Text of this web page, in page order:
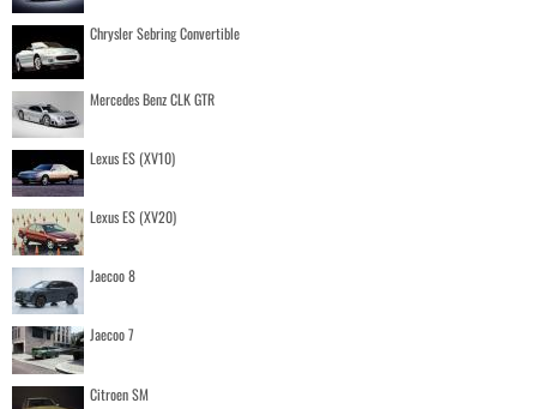
Chrysler Sebring Convertible
Mercedes Benz CLK GTR
Lexus ES (XV10)
Lexus ES (XV20)
Jaecoo 8
Jaecoo 7
Citroen SM